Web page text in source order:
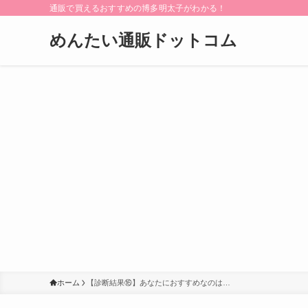
通販で買えるおすすめの博多明太子がわかる！
めんたい通販ドットコム
ホーム 【診断結果⑯】あなたにおすすめなのは…